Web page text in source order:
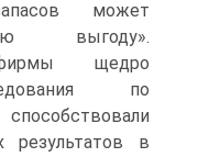
может
выгоду».
щедро
по
в